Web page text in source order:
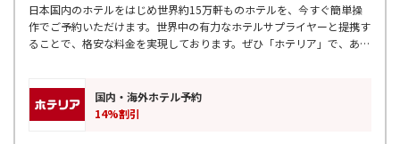
日本国内のホテルをはじめ世界約15万軒ものホテルを、今すぐ簡単操
作でご予約いただけます。世界中の有力なホテルサプライヤーと提携す
ることで、格安な料金を実現しております。ぜひ「ホテリア」で、あな
国内・海外ホテル予約
14%割引